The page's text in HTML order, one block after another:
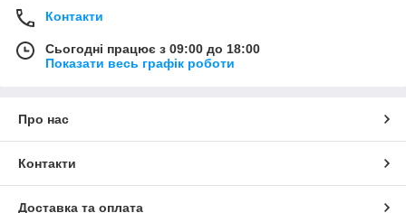
Контакти
Сьогодні працює з 09:00 до 18:00
Показати весь графік роботи
Про нас
Контакти
Доставка та оплата